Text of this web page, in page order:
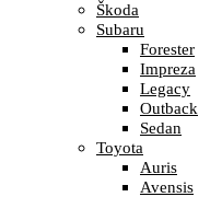
Škoda
Subaru
Forester
Impreza
Legacy
Outback
Sedan
Toyota
Auris
Avensis